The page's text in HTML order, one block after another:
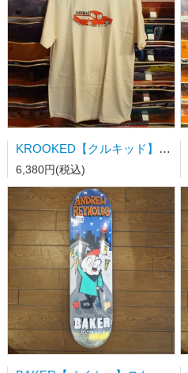
KROOKED【クルキッド】 DOUBLE OK CREAM Lサイズ
6,380円(税込)